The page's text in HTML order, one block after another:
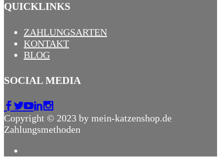
QUICKLINKS
ZAHLUNGSARTEN
KONTAKT
BLOG
SOCIAL MEDIA
Copyright © 2023 by mein-katzenshop.de
Zahlungsmethoden